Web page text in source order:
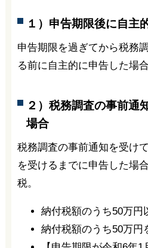
１）申告期限後に自主
申告期限を過ぎてから税務
る前に自主的に申告した場
２）税務調査の事前通
場合
税務調査の事前通知を受け
を受けるまでに申告した場
税。
納付税額のうち50万円
納付税額のうち50万円